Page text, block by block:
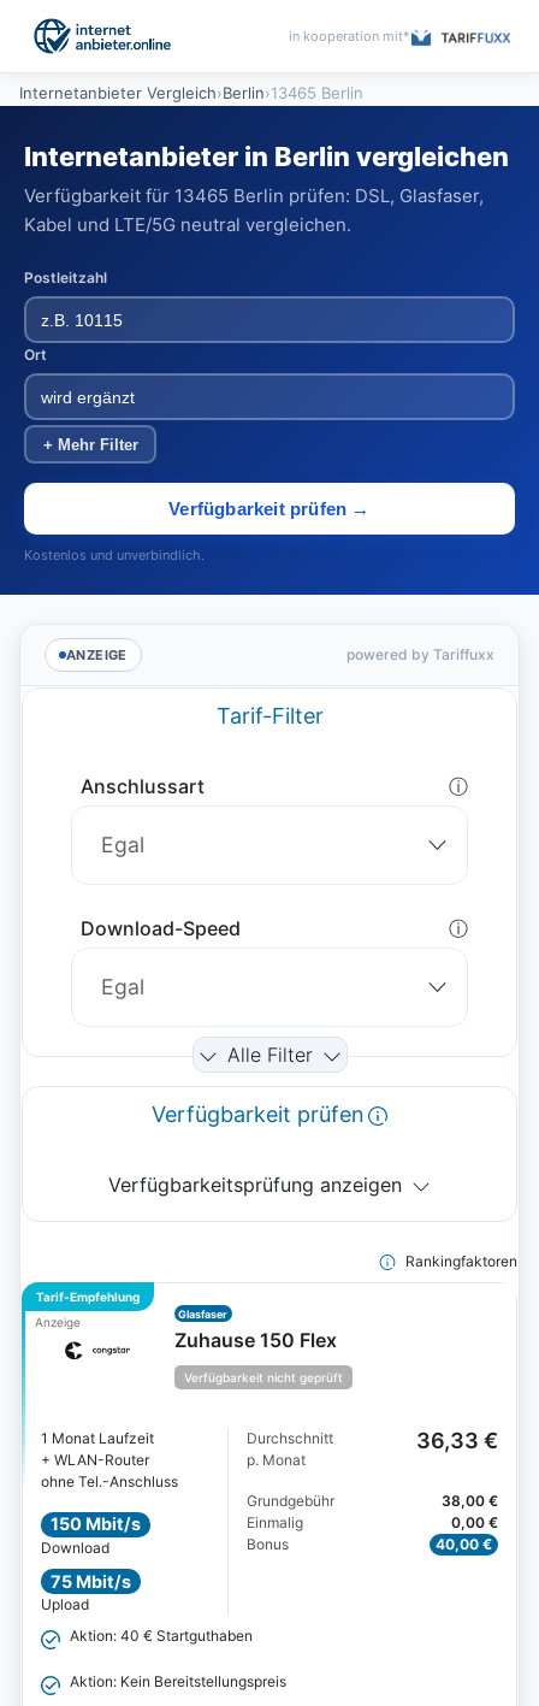
in kooperation mit*
Internetanbieter Vergleich›Berlin›13465 Berlin
Internetanbieter in Berlin vergleichen
Verfügbarkeit für 13465 Berlin prüfen: DSL, Glasfaser,
Kabel und LTE/5G neutral vergleichen.
Postleitzahl
Ort
+ Mehr Filter
Verfügbarkeit prüfen →
Kostenlos und unverbindlich.
ANZEIGE powered by Tariffuxx